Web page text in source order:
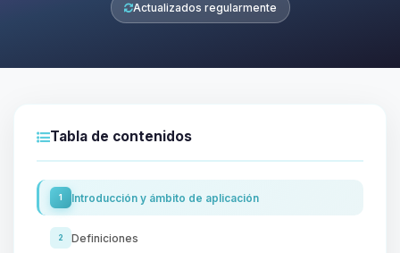
Actualizados regularmente
Tabla de contenidos
1 Introducción y ámbito de aplicación
2 Definiciones